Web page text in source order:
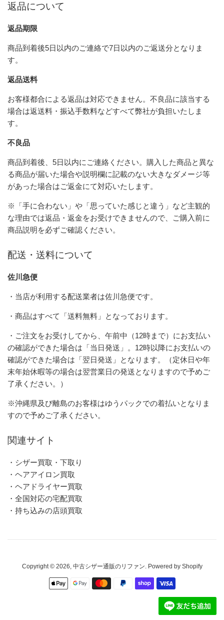
返品について
返品期限
商品到着後5日以内のご連絡で7日以内のご返送分となりま
す。
返品送料
お客様都合による返品は対応できません。不良品に該当する
場合は返送料・振込手数料などすべて弊社が負担いたしま
す。
不良品
商品到着後、5日以内にご連絡ください。購入した商品と異な
る商品が届いた場合や説明欄に記載のない大きなダメージ等
があった場合はご返金にて対応いたします。
※「手に合わない」や「思っていた感じと違う」など主観的
な理由では返品・返金をお受けできませんので、ご購入前に
商品説明を必ずご確認ください。
配送・送料について
佐川急便
・当店が利用する配送業者は佐川急便です。
・商品はすべて「送料無料」となっております。
・ご注文をお受けしてから、午前中（12時まで）にお支払い
の確認ができた場合は「当日発送」。12時以降にお支払いの
確認ができた場合は「翌日発送」となります。（定休日や年
末年始休暇等の場合は翌営業日の発送となりますので予めご
了承ください。）
※沖縄県及び離島のお客様はゆうパックでの着払いとなりま
すので予めご了承ください。
関連サイト
・シザー買取・下取り
・ヘアアイロン買取
・ヘアドライヤー買取
・全国対応の宅配買取
・持ち込みの店頭買取
Copyright © 2026, 中古シザー通販のリファン. Powered by Shopify